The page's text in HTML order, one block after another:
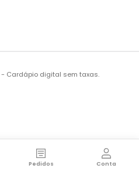
Pedidos Conta
- Cardápio digital sem taxas.